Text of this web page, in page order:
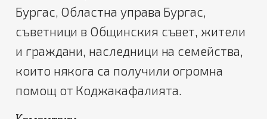
Бургас, Областна управа Бургас,
съветници в Общинския съвет, жители
и граждани, наследници на семейства,
които някога са получили огромна
помощ от Коджакафалията.